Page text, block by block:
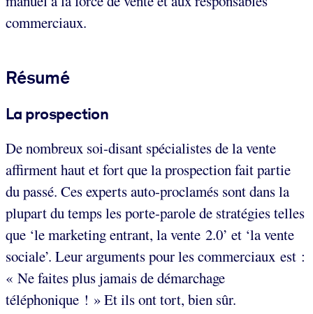
commerciaux.
Résumé
La prospection
De nombreux soi-disant spécialistes de la vente
affirment haut et fort que la prospection fait partie
du passé. Ces experts auto-proclamés sont dans la
plupart du temps les porte-parole de stratégies telles
que ‘le marketing entrant, la vente 2.0’ et ‘la vente
sociale’. Leur arguments pour les commerciaux est :
« Ne faites plus jamais de démarchage
téléphonique ! » Et ils ont tort, bien sûr.